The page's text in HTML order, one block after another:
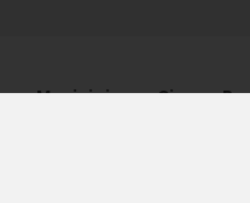
Municipios Cine